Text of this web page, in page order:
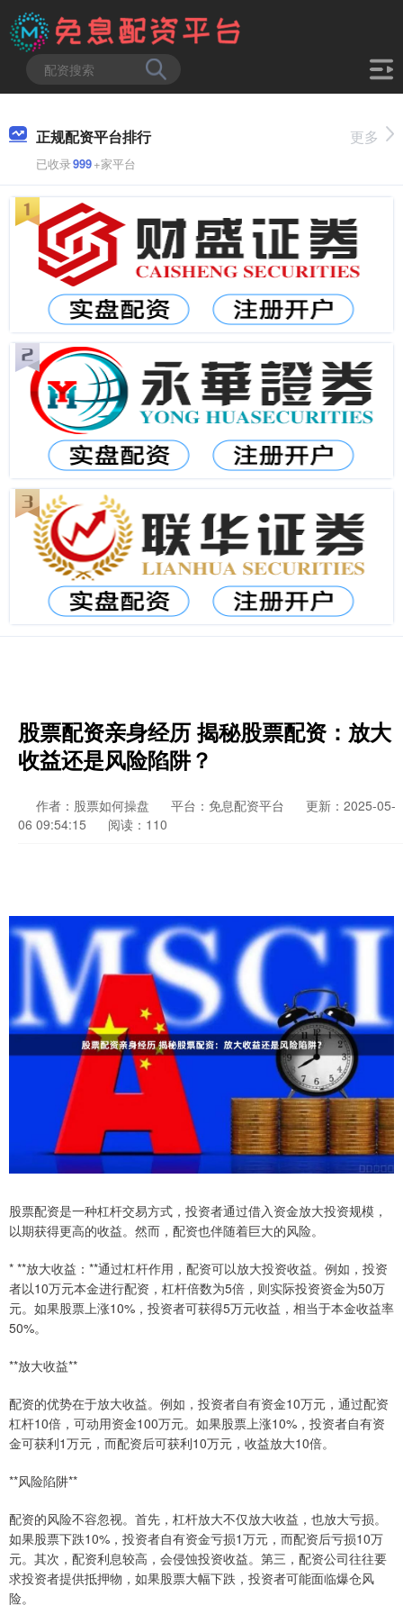
正规配资平台排行
已收录999+家平台
更多
股票配资亲身经历 揭秘股票配资：放大
收益还是风险陷阱？
作者：股票如何操盘 平台：免息配资平台
更新：2025-05-
06 09:54:15
阅读：110
股票配资是一种杠杆交易方式，投资者通过借入资金放大投资规模，
以期获得更高的收益。然而，配资也伴随着巨大的风险。
* **放大收益：**通过杠杆作用，配资可以放大投资收益。例如，投资
者以10万元本金进行配资，杠杆倍数为5倍，则实际投资资金为50万
元。如果股票上涨10%，投资者可获得5万元收益，相当于本金收益率
50%。
**放大收益**
配资的优势在于放大收益。例如，投资者自有资金10万元，通过配资
杠杆10倍，可动用资金100万元。如果股票上涨10%，投资者自有资
金可获利1万元，而配资后可获利10万元，收益放大10倍。
**风险陷阱**
配资的风险不容忽视。首先，杠杆放大不仅放大收益，也放大亏损。
如果股票下跌10%，投资者自有资金亏损1万元，而配资后亏损10万
元。其次，配资利息较高，会侵蚀投资收益。第三，配资公司往往要
求投资者提供抵押物，如果股票大幅下跌，投资者可能面临爆仓风
险。